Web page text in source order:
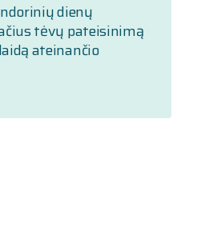
dienų
tėvų pateisinimą
ateinančio